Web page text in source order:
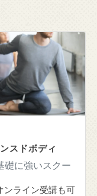
スドボディ
礎に強いスクー
ンライン受講も可